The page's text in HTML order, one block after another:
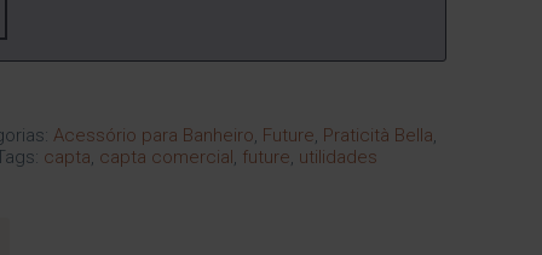
Acessório para Banheiro, Future, Praticità Bella,
capta, capta comercial, future, utilidades